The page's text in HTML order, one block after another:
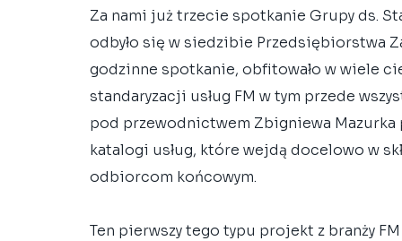
Za nami już trzecie spotkanie Grupy ds.
odbyło się w siedzibie Przedsiębiorstwa
godzinne spotkanie, obfitowało w wiele
standaryzacji usług FM w tym przede
pod przewodnictwem Zbigniewa
katalogi usług, które wejdą docelowo w
odbiorcom końcowym.
Ten pierwszy tego typu projekt z branży